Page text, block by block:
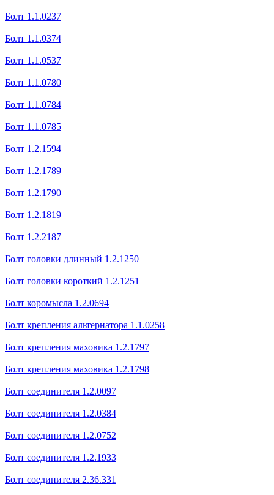
Болт 1.1.0237
Болт 1.1.0374
Болт 1.1.0537
Болт 1.1.0780
Болт 1.1.0784
Болт 1.1.0785
Болт 1.2.1594
Болт 1.2.1789
Болт 1.2.1790
Болт 1.2.1819
Болт 1.2.2187
Болт головки длинный 1.2.1250
Болт головки короткий 1.2.1251
Болт коромысла 1.2.0694
Болт крепления альтернатора 1.1.0258
Болт крепления маховика 1.2.1797
Болт крепления маховика 1.2.1798
Болт соединителя 1.2.0097
Болт соединителя 1.2.0384
Болт соединителя 1.2.0752
Болт соединителя 1.2.1933
Болт соединителя 2.36.331